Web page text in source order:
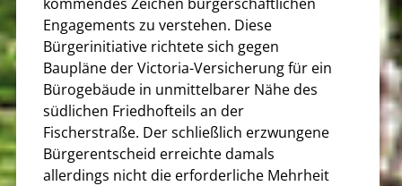
Engagements zu verstehen. Diese
Bürgerinitiative richtete sich gegen
Baupläne der Victoria-Versicherung für ein
Bürogebäude in unmittelbarer Nähe des
südlichen Friedhofteils an der
Fischerstraße. Der schließlich erzwungene
Bürgerentscheid erreichte damals
allerdings nicht die erforderliche Mehrheit